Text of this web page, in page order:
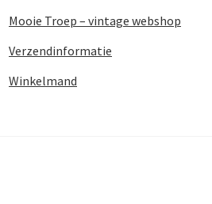
Mooie Troep – vintage webshop
Verzendinformatie
Winkelmand